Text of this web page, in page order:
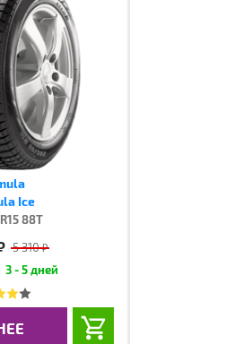
Ice
88T
5 310руб.
3 - 5 дней